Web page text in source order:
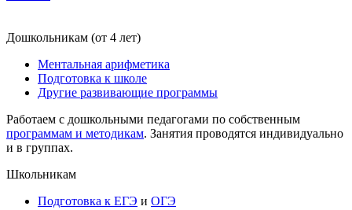
Дошкольникам (от 4 лет)
Ментальная арифметика
Подготовка к школе
Другие развивающие программы
Работаем с дошкольными педагогами по собственным
программам и методикам. Занятия проводятся индивидуально
и в группах.
Школьникам
Подготовка к ЕГЭ и ОГЭ